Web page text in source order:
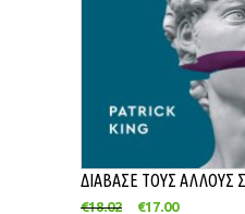
ΔΙΑΒΑΣΕ ΤΟΥΣ ΑΛΛΟΥΣ
€18.02 €17.00